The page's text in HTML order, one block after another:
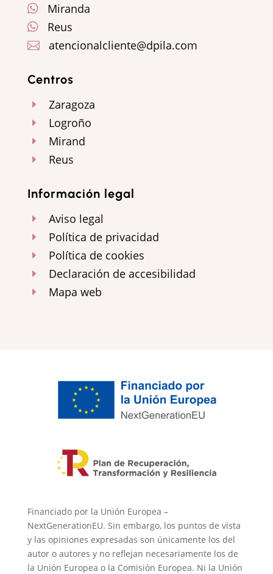
 Miranda
 Reus
 atencionalcliente@dpila.com
Centros
E Zaragoza
E Logroño
E Mirand
E Reus
Información legal
E Aviso legal
E Política de privacidad
E Política de cookies
E Declaración de accesibilidad
E Mapa web
Financiado por la Unión Europea –
NextGenerationEU. Sin embargo, los puntos de vista
y las opiniones expresadas son únicamente los del
autor o autores y no reflejan necesariamente los de
la Unión Europea o la Comisión Europea. Ni la Unión